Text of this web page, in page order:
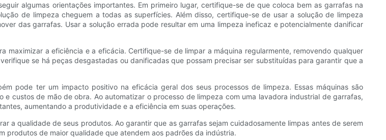
algumas orientações importantes. Em primeiro lugar, certifique-se de que coloca bem as garrafas na
de limpeza cheguem a todas as superfícies. Além disso, certifique-se de usar a solução de limpeza
das garrafas. Usar a solução errada pode resultar em uma limpeza ineficaz e potencialmente danificar
maximizar a eficiência e a eficácia. Certifique-se de limpar a máquina regularmente, removendo qualquer
se há peças desgastadas ou danificadas que possam precisar ser substituídas para garantir que a
pode ter um impacto positivo na eficácia geral dos seus processos de limpeza. Essas máquinas são
custos de mão de obra. Ao automatizar o processo de limpeza com uma lavadora industrial de garrafas,
aumentando a produtividade e a eficiência em suas operações.
a qualidade de seus produtos. Ao garantir que as garrafas sejam cuidadosamente limpas antes de serem
produtos de maior qualidade que atendem aos padrões da indústria.